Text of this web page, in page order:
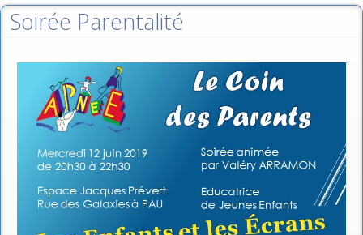
Soirée Parentalité